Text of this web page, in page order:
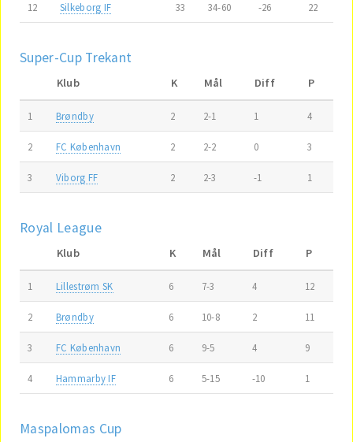
12 Silkeborg IF 33 34-60 -26 22
Super-Cup Trekant
Klub K Mål Diff P
1 Brøndby 2 2-1 1 4
2 FC København 2 2-2 0 3
3 Viborg FF 2 2-3 -1 1
Royal League
Klub K Mål Diff P
1 Lillestrøm SK 6 7-3 4 12
2 Brøndby 6 10-8 2 11
3 FC København 6 9-5 4 9
4 Hammarby IF 6 5-15 -10 1
Maspalomas Cup